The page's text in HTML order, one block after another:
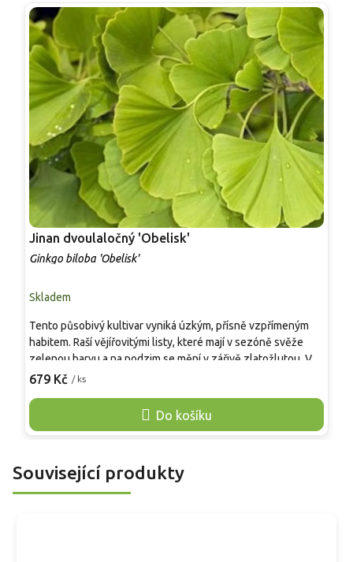
Jinan dvoulaločný 'Obelisk'
Ginkgo biloba 'Obelisk'
Skladem
679 Kč / ks
Do košíku
Tento působivý kultivar vyniká úzkým, přísně vzpřímeným
habitem. Raší vějířovitými listy, které mají v sezóně svěže
zelenou barvu a na podzim se mění v zářivě zlatožlutou. V
dospělosti vytváří hustý strom s úzkou sloupovitou korunou,
mimořádně pevné větvení směřující vzhůru, díky čemuž si
strom i bez řezu zachovává geometricky přesný, věžovitý
elegantních alejí.
Související produkty